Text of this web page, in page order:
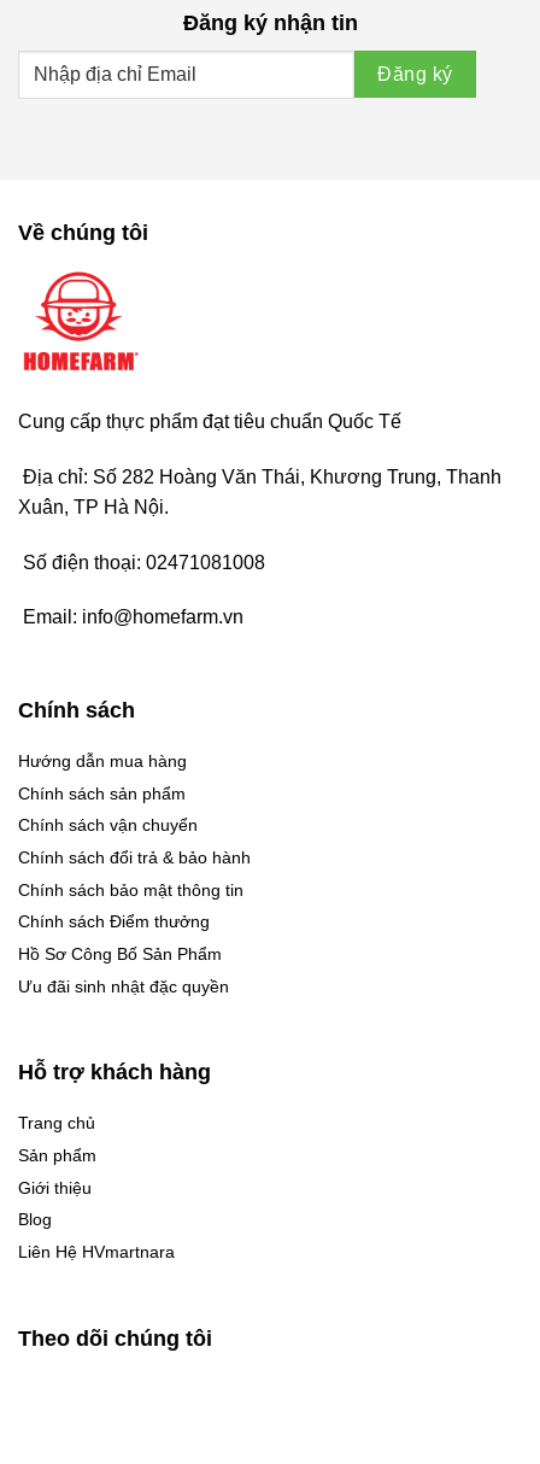
Đăng ký nhận tin
Về chúng tôi
Cung cấp thực phẩm đạt tiêu chuẩn Quốc Tế
Địa chỉ: Số 282 Hoàng Văn Thái, Khương Trung, Thanh
Xuân, TP Hà Nội.
Số điện thoại: 02471081008
Email: info@homefarm.vn
Chính sách
Hướng dẫn mua hàng
Chính sách sản phẩm
Chính sách vận chuyển
Chính sách đổi trả & bảo hành
Chính sách bảo mật thông tin
Chính sách Điểm thưởng
Hồ Sơ Công Bố Sản Phẩm
Ưu đãi sinh nhật đặc quyền
Hỗ trợ khách hàng
Trang chủ
Sản phẩm
Giới thiệu
Blog
Liên Hệ HVmartnara
Theo dõi chúng tôi